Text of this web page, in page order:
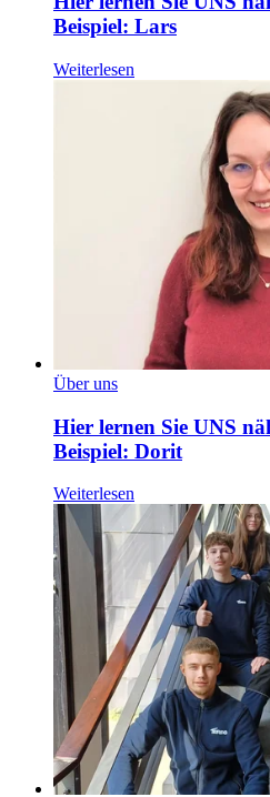
Beispiel: Lars
Weiterlesen
Über uns
Hier lernen Sie UNS
Beispiel: Dorit
Weiterlesen